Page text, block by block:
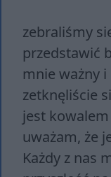
zebraliśmy
przedstawić
mnie ważny
zetknęliście
jest
uważam, że
Każdy z nas